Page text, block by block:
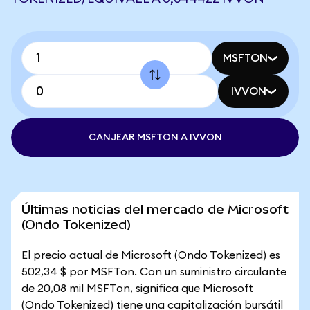
MSFTON
IVVON
CANJEAR MSFTON A IVVON
Últimas noticias del mercado de Microsoft
(Ondo Tokenized)
El precio actual de Microsoft (Ondo Tokenized) es
502,34 $ por MSFTon. Con un suministro circulante
de 20,08 mil MSFTon, significa que Microsoft
(Ondo Tokenized) tiene una capitalización bursátil